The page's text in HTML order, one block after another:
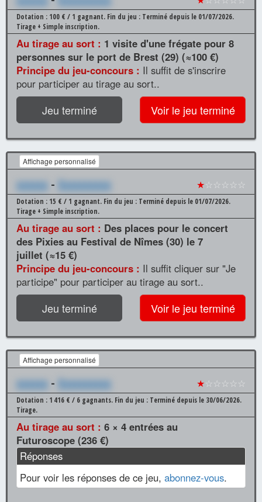
Dotation : 100 € / 1 gagnant. Fin du jeu : Terminé depuis le 01/07/2026.
Tirage + Simple inscription.
Au tirage au sort : 1 visite d'une frégate pour 8
personnes sur le port de Brest (29) (≈100 €)
Principe du jeu-concours : Il suffit de s'inscrire
pour participer au tirage au sort..
Jeu terminé Voir le jeu terminé
Affichage personnalisé
xxxxxx - Xxxxxxxxxx ★☆☆☆☆☆
Dotation : 15 € / 1 gagnant. Fin du jeu : Terminé depuis le 01/07/2026.
Tirage + Simple inscription.
Au tirage au sort : Des places pour le concert
des Pixies au Festival de Nîmes (30) le 7
juillet (≈15 €)
Principe du jeu-concours : Il suffit cliquer sur "Je
participe" pour participer au tirage au sort..
Jeu terminé Voir le jeu terminé
Affichage personnalisé
xxxxxx - Xxxxxxxxxx ★☆☆☆☆☆
Dotation : 1 416 € / 6 gagnants. Fin du jeu : Terminé depuis le 30/06/2026.
Tirage.
Au tirage au sort : 6 × 4 entrées au
Futuroscope (236 €)
Réponses
Pour voir les réponses de ce jeu, abonnez-vous.